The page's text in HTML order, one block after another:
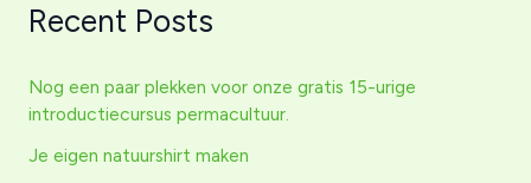
Recent Posts
Nog een paar plekken voor onze gratis 15-urige
introductiecursus permacultuur.
Je eigen natuurshirt maken